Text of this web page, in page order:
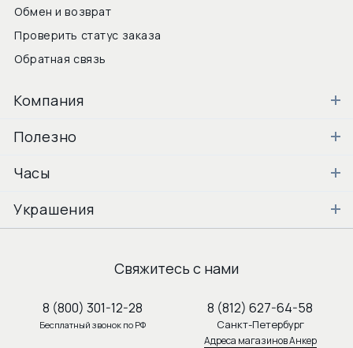
Обмен и возврат
Проверить статус заказа
Обратная связь
Компания
Полезно
Часы
Украшения
Свяжитесь с нами
8 (800) 301-12-28
Бесплатный звонок по РФ
8 (812) 627-64-58
Санкт-Петербург
Адреса магазинов Анкер